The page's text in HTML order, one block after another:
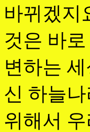
바뀌겠지
것은 바
변하는
신 하늘
위해서